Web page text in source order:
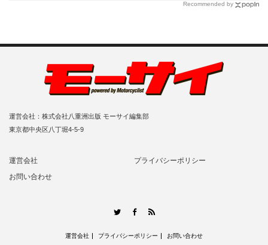
Recommended by
運営会社：株式会社八重洲出版 モーサイ編集部
東京都中央区八丁堀4-5-9
運営会社
プライバシーポリシー
お問い合わせ
TwitterFacebook
運営会社 プライバシーポリシー お問い合わせ